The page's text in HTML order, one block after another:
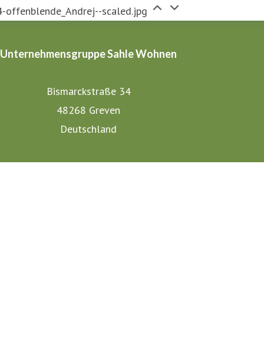
offenblende_Andrej--scaled.jpg
Unternehmensgruppe Sahle Wohnen
Bismarckstraße 34
48268 Greven
Deutschland